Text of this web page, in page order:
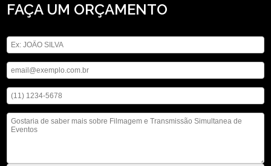
FAÇA UM ORÇAMENTO